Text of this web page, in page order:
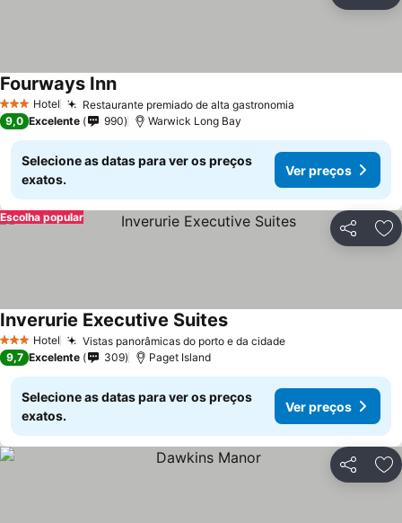
3 EstrelasHotel Restaurante premiado de alta gastronomia
Fourways Inn
9,0 Excelente 990 Warwick Long Bay
Selecione as datas para ver os preços
exatos.
Ver preços
Partilhar
Escolha popular
3 EstrelasHotel Vistas panorâmicas do porto e da cidade
Inverurie Executive Suites
9,7 Excelente 309 Paget Island
Selecione as datas para ver os preços
exatos.
Ver preços
Partilhar